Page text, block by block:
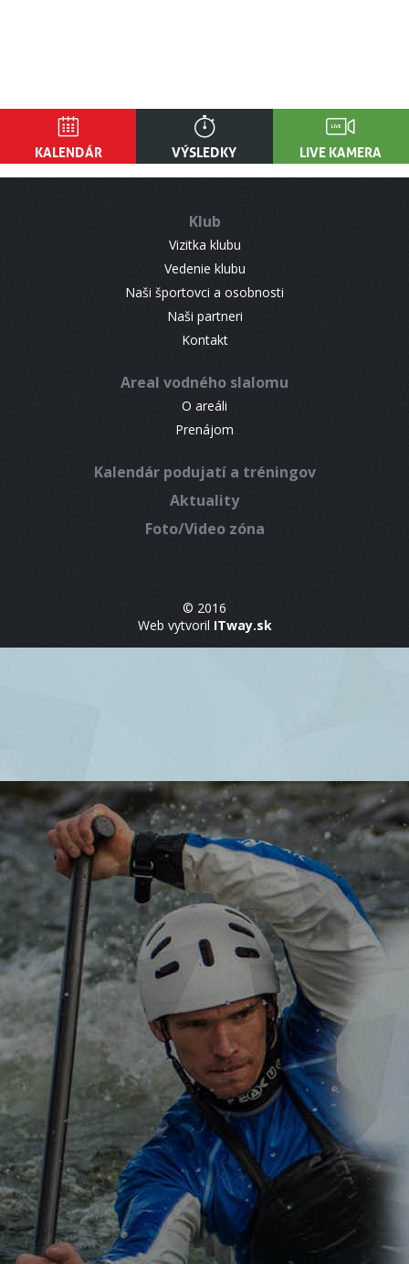
KALENDÁR VÝSLEDKY LIVE KAMERA
Klub
Vizitka klubu
Vedenie klubu
Naši športovci a osobnosti
Naši partneri
Kontakt
Areal vodného slalomu
O areáli
Prenájom
Kalendár podujatí a tréningov
Aktuality
Foto/Video zóna
© 2016
Web vytvoril ITway.sk